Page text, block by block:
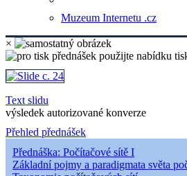
Muzeum Internetu .cz
×
Text slidu
výsledek autorizované konverze
Přehled přednášek
Přednáška: Počítačové sítě I
Základní pojmy a paradigmata světa